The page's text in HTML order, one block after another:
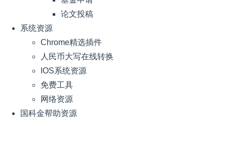
论文投稿
系统资源
Chrome精选插件
人民币大写在线转换
IOS系统资源
免费工具
网络资源
国科金帮助资源